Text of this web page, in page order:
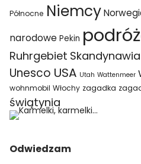
Północne Niemcy
narodowe Pekin
Ruhrgebiet Skandynawia
Unesco USA Utah Wattenmeer
wohnmobil Włochy zagadka
świątynia
Odwiedzam